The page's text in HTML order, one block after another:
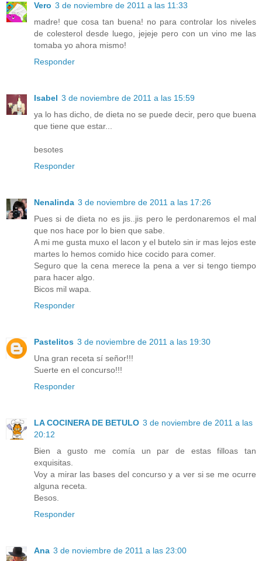
Vero 3 de noviembre de 2011 a las 11:33
madre! que cosa tan buena! no para controlar los niveles
de colesterol desde luego, jejeje pero con un vino me las
tomaba yo ahora mismo!
Responder
Isabel 3 de noviembre de 2011 a las 15:59
ya lo has dicho, de dieta no se puede decir, pero que buena
que tiene que estar...
besotes
Responder
Nenalinda 3 de noviembre de 2011 a las 17:26
Pues si de dieta no es jis..jis pero le perdonaremos el mal
que nos hace por lo bien que sabe.
A mi me gusta muxo el lacon y el butelo sin ir mas lejos este
martes lo hemos comido hice cocido para comer.
Seguro que la cena merece la pena a ver si tengo tiempo
para hacer algo.
Bicos mil wapa.
Responder
Pastelitos 3 de noviembre de 2011 a las 19:30
Una gran receta sí señor!!!
Suerte en el concurso!!!
Responder
LA COCINERA DE BETULO 3 de noviembre de 2011 a las
20:12
Bien a gusto me comía un par de estas filloas tan
exquisitas.
Voy a mirar las bases del concurso y a ver si se me ocurre
alguna receta.
Besos.
Responder
Ana 3 de noviembre de 2011 a las 23:00